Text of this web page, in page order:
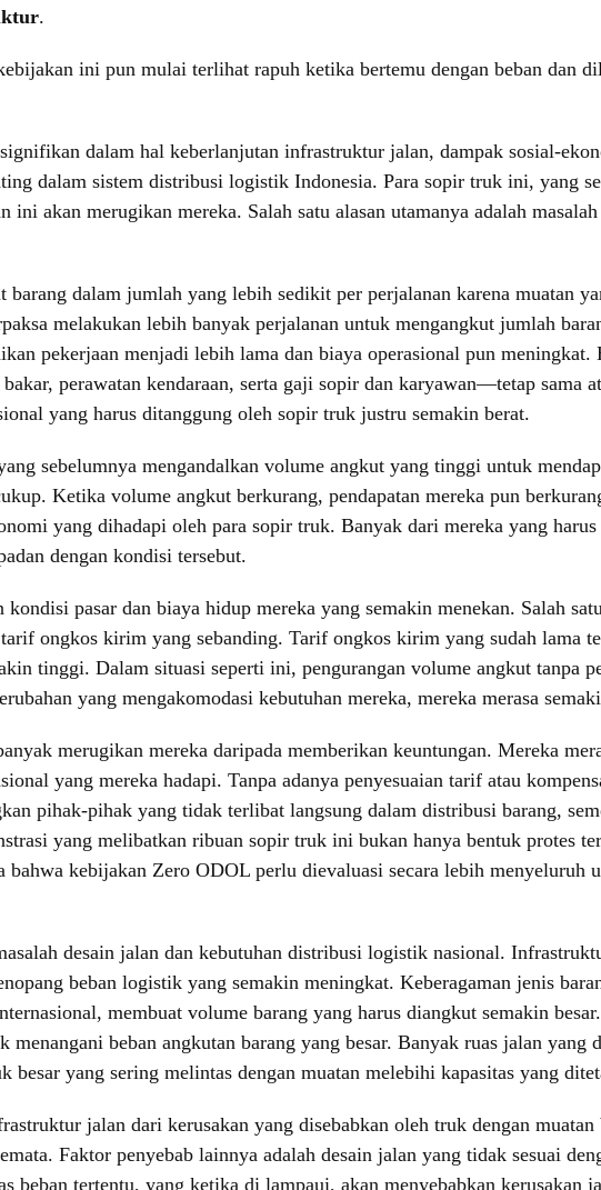
.
ini pun mulai terlihat rapuh ketika bertemu dengan beban dan
dalam hal keberlanjutan infrastruktur jalan, dampak sosial-
dalam sistem distribusi logistik Indonesia. Para sopir truk ini, yang
akan merugikan mereka. Salah satu alasan utamanya adalah
dalam jumlah yang lebih sedikit per perjalanan karena muatan
melakukan lebih banyak perjalanan untuk mengangkut jumlah
pekerjaan menjadi lebih lama dan biaya operasional pun
perawatan kendaraan, serta gaji sopir dan karyawan—tetap sama
yang harus ditanggung oleh sopir truk justru semakin berat.
sebelumnya mengandalkan volume angkut yang tinggi untuk
Ketika volume angkut berkurang, pendapatan mereka pun
yang dihadapi oleh para sopir truk. Banyak dari mereka yang
dengan kondisi tersebut.
pasar dan biaya hidup mereka yang semakin menekan. Salah
ongkos kirim yang sebanding. Tarif ongkos kirim yang sudah lama
tinggi. Dalam situasi seperti ini, pengurangan volume angkut tanpa
yang mengakomodasi kebutuhan mereka, mereka merasa
merugikan mereka daripada memberikan keuntungan. Mereka
yang mereka hadapi. Tanpa adanya penyesuaian tarif atau
pihak-pihak yang tidak terlibat langsung dalam distribusi barang,
yang melibatkan ribuan sopir truk ini bukan hanya bentuk protes
bahwa kebijakan Zero ODOL perlu dievaluasi secara lebih menyeluruh
desain jalan dan kebutuhan distribusi logistik nasional.
beban logistik yang semakin meningkat. Keberagaman jenis
membuat volume barang yang harus diangkut semakin
beban angkutan barang yang besar. Banyak ruas jalan yang
besar yang sering melintas dengan muatan melebihi kapasitas yang
jalan dari kerusakan yang disebabkan oleh truk dengan muatan
Faktor penyebab lainnya adalah desain jalan yang tidak sesuai
beban tertentu, yang ketika di lampaui, akan menyebabkan kerusakan